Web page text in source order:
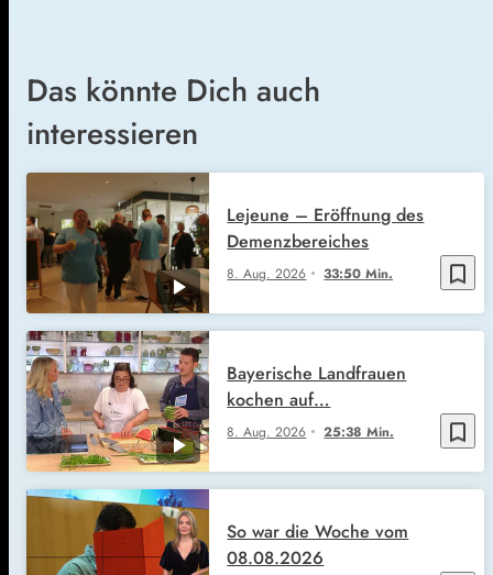
Das könnte Dich auch
interessieren
bookmark_border
8. Aug. 2026 33:50 Min.
Lejeune – Eröffnung des
Demenzbereiches
bookmark_border
8. Aug. 2026 25:38 Min.
Bayerische Landfrauen
kochen auf…
So war die Woche vom
08.08.2026